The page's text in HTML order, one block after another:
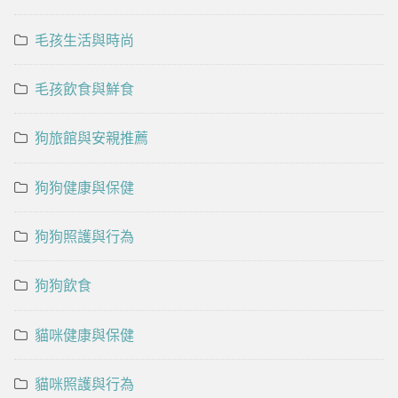
毛孩生活與時尚
毛孩飲食與鮮食
狗旅館與安親推薦
狗狗健康與保健
狗狗照護與行為
狗狗飲食
貓咪健康與保健
貓咪照護與行為